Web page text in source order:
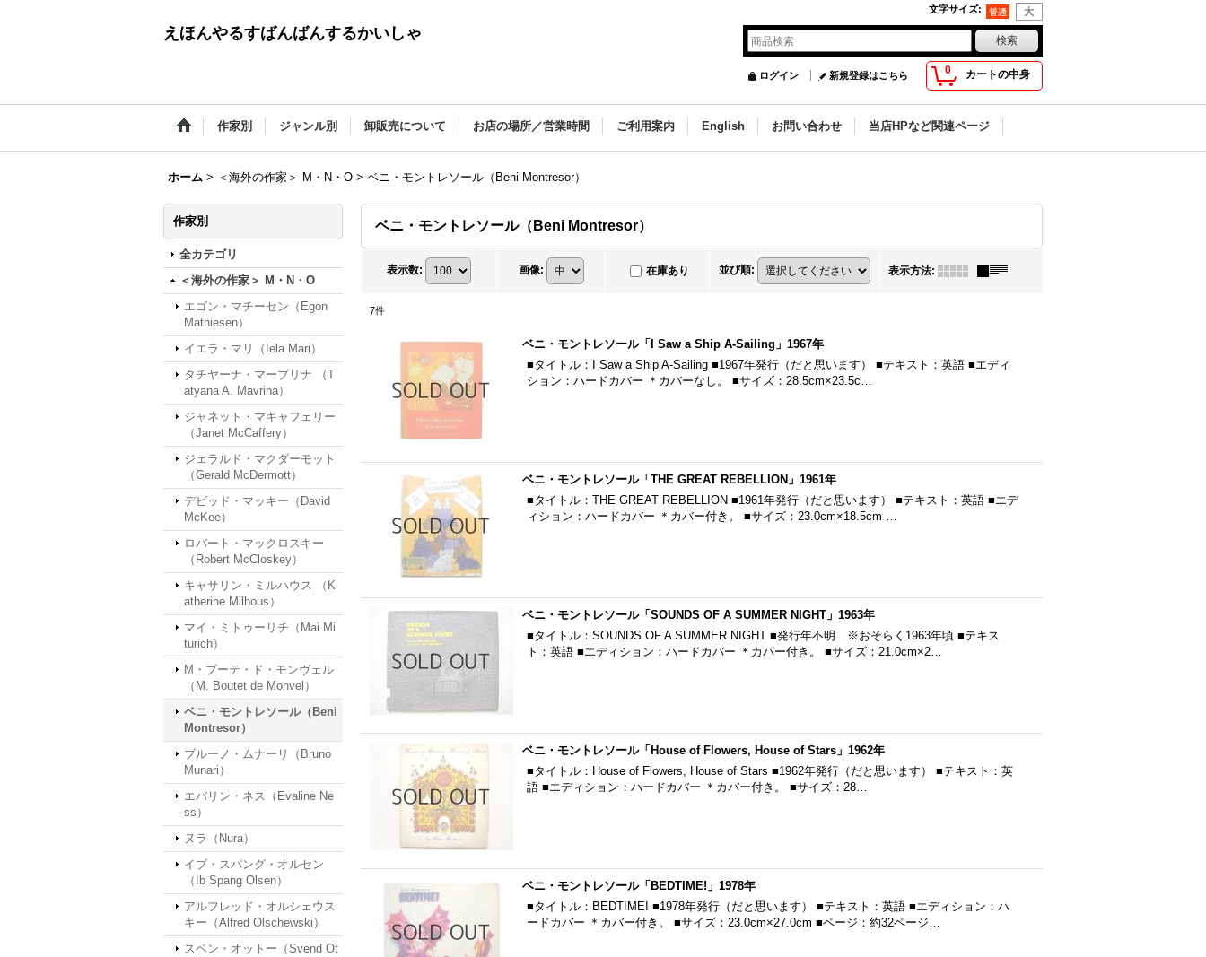
文字サイズ:
えほんやるすばんばんするかいしゃ
0 カートの中身
ログイン 新規登録はこちら
作家別 ジャンル別 卸販売について お店の場所／営業時間 ご利用案内 English お問い合わせ 当店HPなど関連ページ
ホーム > ＜海外の作家＞ M・N・O > ベニ・モントレソール（Beni Montresor）
作家別
全カテゴリ
＜海外の作家＞ M・N・O
エゴン・マチーセン（Egon
Mathiesen）
イエラ・マリ（Iela Mari）
タチヤーナ・マーブリナ （T
atyana A. Mavrina）
ジャネット・マキャフェリー
（Janet McCaffery）
ジェラルド・マクダーモット
（Gerald McDermott）
デビッド・マッキー（David
McKee）
ロバート・マックロスキー
（Robert McCloskey）
キャサリン・ミルハウス （K
atherine Milhous）
マイ・ミトゥーリチ（Mai Mi
turich）
M・ブーテ・ド・モンヴェル
（M. Boutet de Monvel）
ベニ・モントレソール（Beni
Montresor）
ブルーノ・ムナーリ（Bruno
Munari）
エバリン・ネス（Evaline Ne
ss）
ヌラ（Nura）
イブ・スパング・オルセン
（Ib Spang Olsen）
アルフレッド・オルシェウス
キー（Alfred Olschewski）
スベン・オットー（Svend Ot
ベニ・モントレソール（Beni Montresor）
表示数: 画像: 在庫あり 並び順: 表示方法:
7件
ベニ・モントレソール「I Saw a Ship A-Sailing」1967年
■タイトル：I Saw a Ship A-Sailing ■1967年発行（だと思います） ■テキスト：英語 ■エディ
ション：ハードカバー ＊カバーなし。 ■サイズ：28.5cm×23.5c…
ベニ・モントレソール「THE GREAT REBELLION」1961年
■タイトル：THE GREAT REBELLION ■1961年発行（だと思います） ■テキスト：英語 ■エデ
ィション：ハードカバー ＊カバー付き。 ■サイズ：23.0cm×18.5cm …
ベニ・モントレソール「SOUNDS OF A SUMMER NIGHT」1963年
■タイトル：SOUNDS OF A SUMMER NIGHT ■発行年不明 ※おそらく1963年頃 ■テキス
ト：英語 ■エディション：ハードカバー ＊カバー付き。 ■サイズ：21.0cm×2…
ベニ・モントレソール「House of Flowers, House of Stars」1962年
■タイトル：House of Flowers, House of Stars ■1962年発行（だと思います） ■テキスト：英
語 ■エディション：ハードカバー ＊カバー付き。 ■サイズ：28…
ベニ・モントレソール「BEDTIME!」1978年
■タイトル：BEDTIME! ■1978年発行（だと思います） ■テキスト：英語 ■エディション：ハ
ードカバー ＊カバー付き。 ■サイズ：23.0cm×27.0cm ■ページ：約32ページ…